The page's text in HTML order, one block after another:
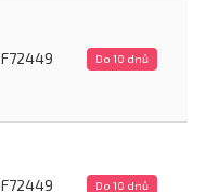
F72449 Do 10 dnů
F72449 Do 10 dnů